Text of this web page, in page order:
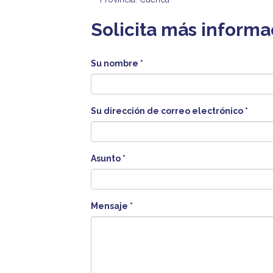
Solicita más
Su nombre *
Su dirección de correo electrónico *
Asunto *
Mensaje *